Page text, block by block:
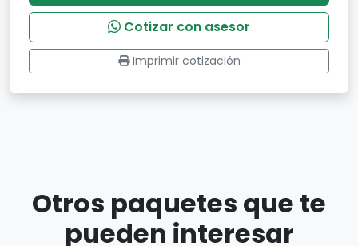
Cotizar con asesor
Imprimir cotización
Otros paquetes que te
pueden interesar